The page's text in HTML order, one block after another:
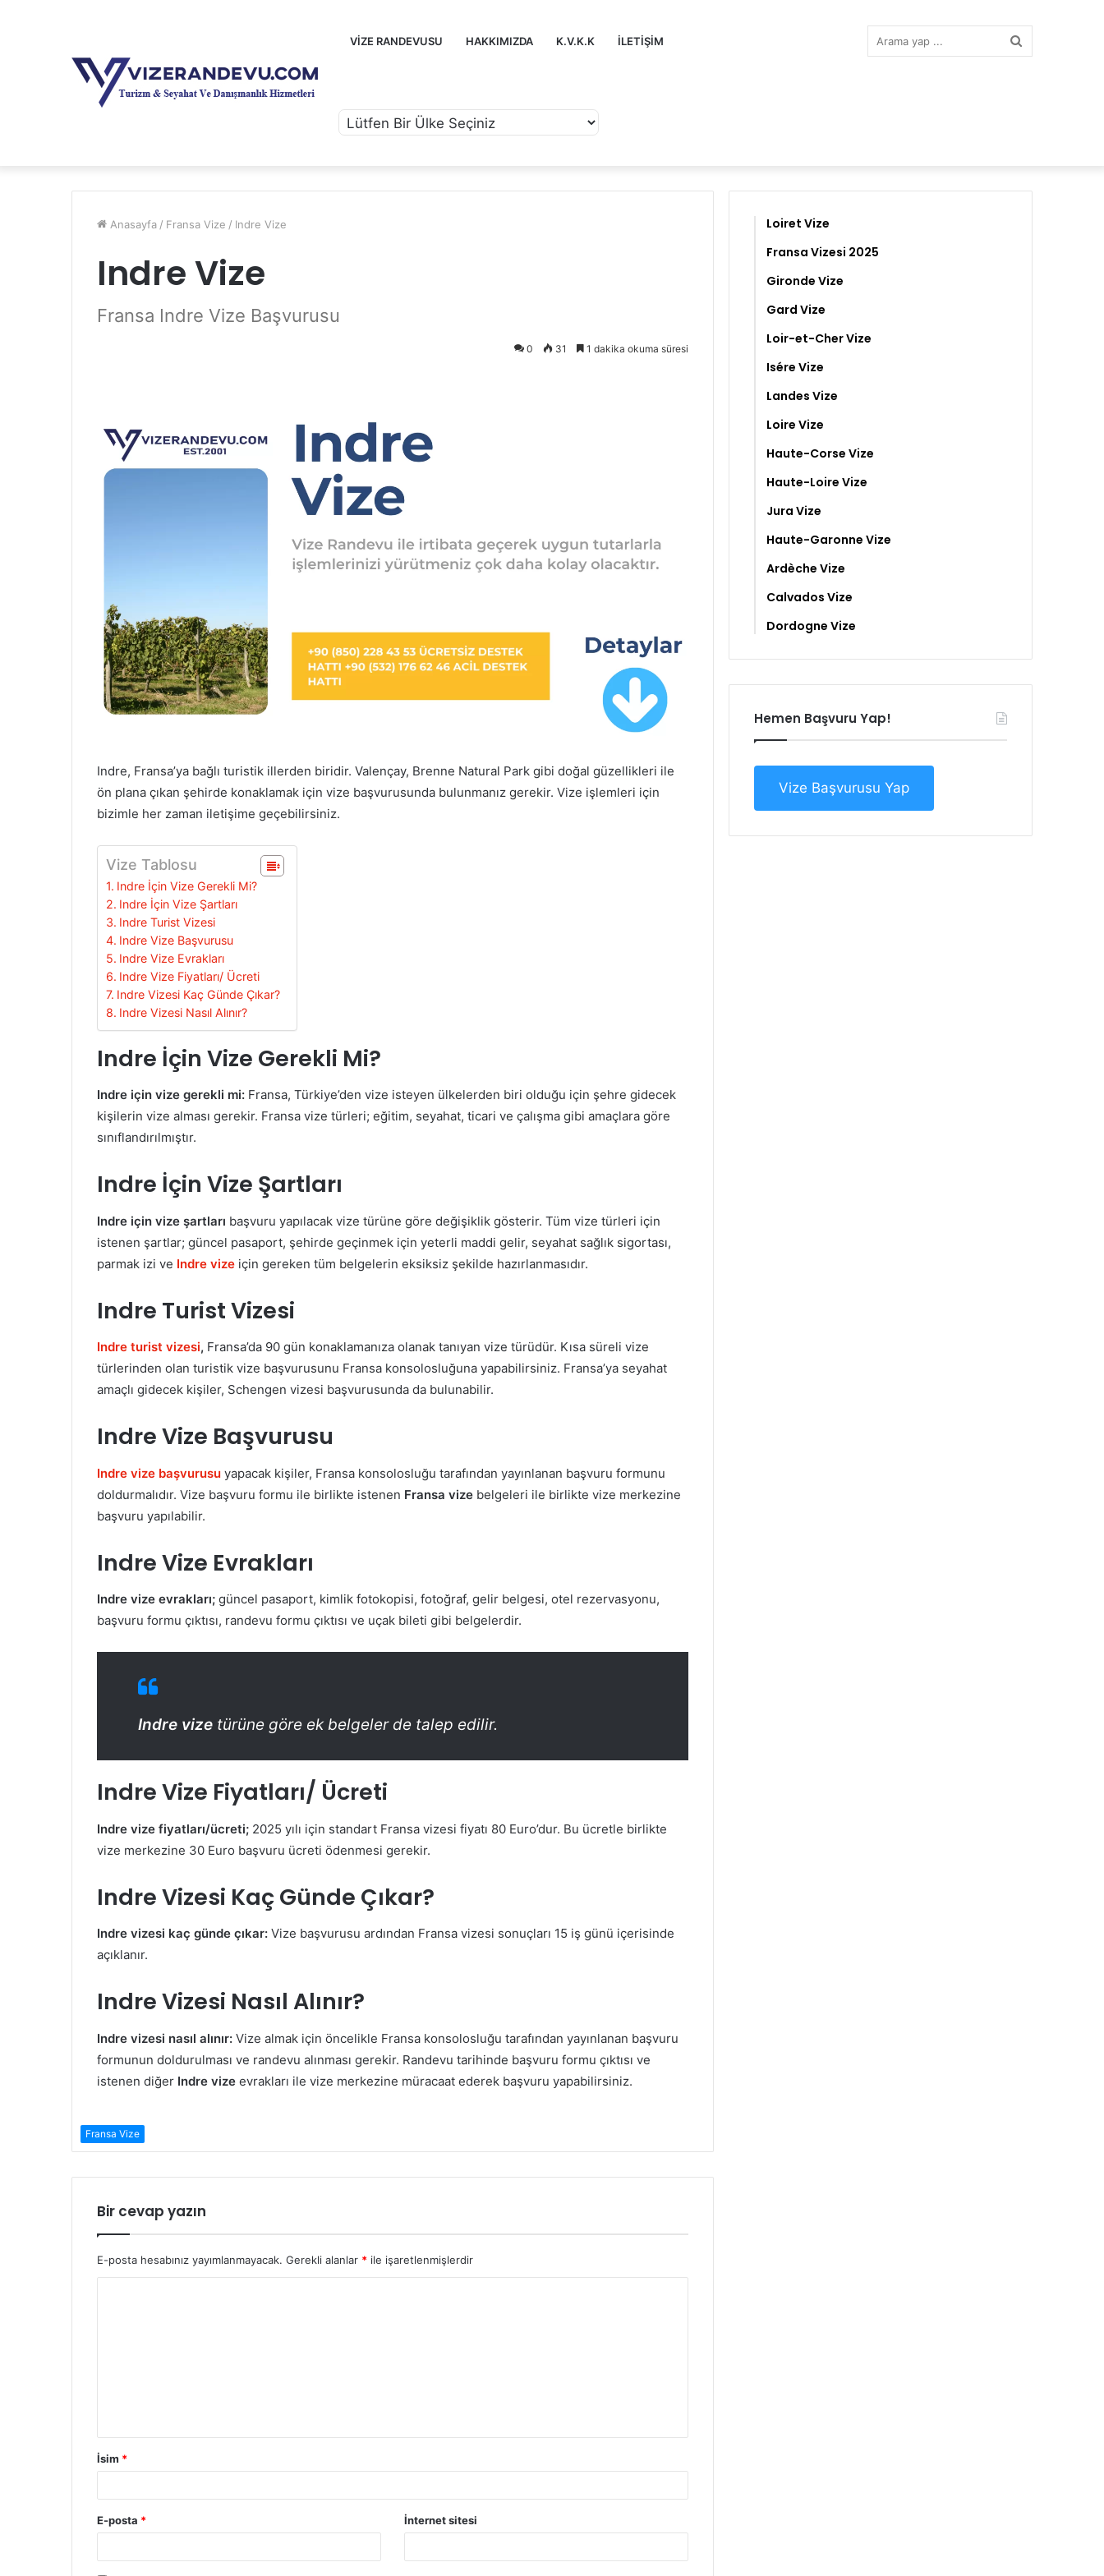
VIZE RANDEVUSU HAKKIMIZDA K.V.K.K İLETIŞIM
Anasayfa / Fransa Vize / Indre Vize
Indre Vize
Fransa Indre Vize Başvurusu
0 31 1 dakika okuma süresi
Indre, Fransa’ya bağlı turistik illerden biridir. Valençay, Brenne Natural Park gibi doğal güzellikleri ile
ön plana çıkan şehirde konaklamak için vize başvurusunda bulunmanız gerekir. Vize işlemleri için
bizimle her zaman iletişime geçebilirsiniz.
Vize Tablosu
Indre İçin Vize Gerekli Mi?
Indre İçin Vize Şartları
Indre Turist Vizesi
Indre Vize Başvurusu
Indre Vize Evrakları
Indre Vize Fiyatları/ Ücreti
Indre Vizesi Kaç Günde Çıkar?
Indre Vizesi Nasıl Alınır?
Indre İçin Vize Gerekli Mi?
Indre için vize gerekli mi: Fransa, Türkiye’den vize isteyen ülkelerden biri olduğu için şehre gidecek
kişilerin vize alması gerekir. Fransa vize türleri; eğitim, seyahat, ticari ve çalışma gibi amaçlara göre
sınıflandırılmıştır.
Indre İçin Vize Şartları
Indre için vize şartları başvuru yapılacak vize türüne göre değişiklik gösterir. Tüm vize türleri için
istenen şartlar; güncel pasaport, şehirde geçinmek için yeterli maddi gelir, seyahat sağlık sigortası,
parmak izi ve Indre vize için gereken tüm belgelerin eksiksiz şekilde hazırlanmasıdır.
Indre Turist Vizesi
Indre turist vizesi, Fransa’da 90 gün konaklamanıza olanak tanıyan vize türüdür. Kısa süreli vize
türlerinden olan turistik vize başvurusunu Fransa konsolosluğuna yapabilirsiniz. Fransa’ya seyahat
amaçlı gidecek kişiler, Schengen vizesi başvurusunda da bulunabilir.
Indre Vize Başvurusu
Indre vize başvurusu yapacak kişiler, Fransa konsolosluğu tarafından yayınlanan başvuru formunu
doldurmalıdır. Vize başvuru formu ile birlikte istenen Fransa vize belgeleri ile birlikte vize merkezine
başvuru yapılabilir.
Indre Vize Evrakları
Indre vize evrakları; güncel pasaport, kimlik fotokopisi, fotoğraf, gelir belgesi, otel rezervasyonu,
başvuru formu çıktısı, randevu formu çıktısı ve uçak bileti gibi belgelerdir.
Indre vize türüne göre ek belgeler de talep edilir.
Indre Vize Fiyatları/ Ücreti
Indre vize fiyatları/ücreti; 2025 yılı için standart Fransa vizesi fiyatı 80 Euro’dur. Bu ücretle birlikte
vize merkezine 30 Euro başvuru ücreti ödenmesi gerekir.
Indre Vizesi Kaç Günde Çıkar?
Indre vizesi kaç günde çıkar: Vize başvurusu ardından Fransa vizesi sonuçları 15 iş günü içerisinde
açıklanır.
Indre Vizesi Nasıl Alınır?
Indre vizesi nasıl alınır: Vize almak için öncelikle Fransa konsolosluğu tarafından yayınlanan başvuru
formunun doldurulması ve randevu alınması gerekir. Randevu tarihinde başvuru formu çıktısı ve
istenen diğer Indre vize evrakları ile vize merkezine müracaat ederek başvuru yapabilirsiniz.
Fransa Vize
Bir cevap yazın
E-posta hesabınız yayımlanmayacak. Gerekli alanlar * ile işaretlenmişlerdir
İsim *
E-posta * İnternet sitesi
Loiret Vize
Fransa Vizesi 2025
Gironde Vize
Gard Vize
Loir-et-Cher Vize
Isére Vize
Landes Vize
Loire Vize
Haute-Corse Vize
Haute-Loire Vize
Jura Vize
Haute-Garonne Vize
Ardèche Vize
Calvados Vize
Dordogne Vize
Hemen Başvuru Yap!
Vize Başvurusu Yap